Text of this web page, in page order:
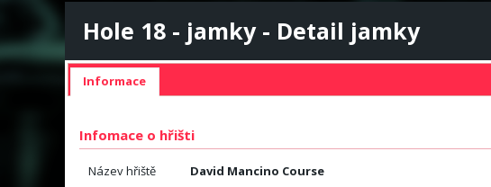
Hole 18 - jamky - Detail jamky
Informace
Infomace o hřišti
Název hřiště David Mancino Course